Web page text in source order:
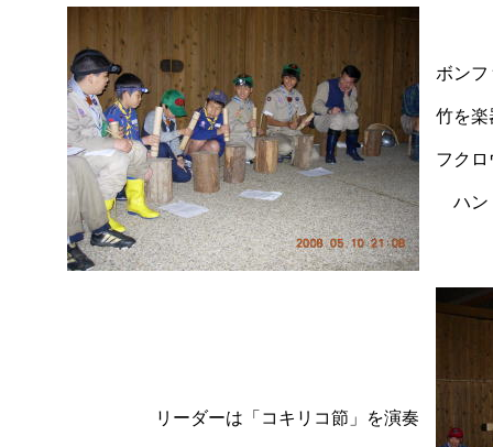
ボン
竹を楽
フクロ
ハン
リーダーは「コキリコ節」を演奏